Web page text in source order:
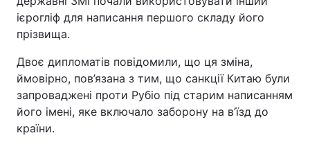
ієрогліф для написання першого складу його
прізвища.
Двоє дипломатів повідомили, що ця зміна,
ймовірно, пов’язана з тим, що санкції Китаю були
запроваджені проти Рубіо під старим написанням
його імені, яке включало заборону на в’їзд до
країни.